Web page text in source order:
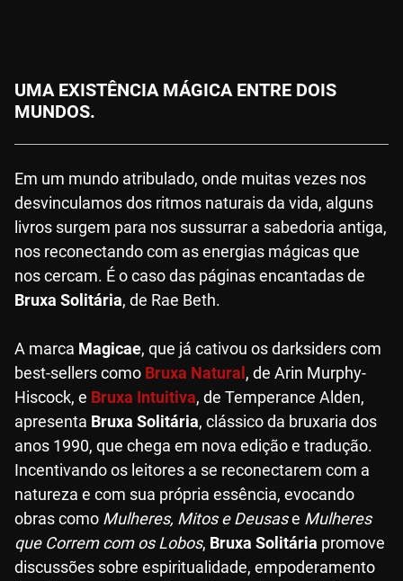
UMA EXISTÊNCIA MÁGICA ENTRE DOIS
MUNDOS.
Em um mundo atribulado, onde muitas vezes nos
desvinculamos dos ritmos naturais da vida, alguns
livros surgem para nos sussurrar a sabedoria antiga,
nos reconectando com as energias mágicas que
nos cercam. É o caso das páginas encantadas de
Bruxa Solitária, de Rae Beth.
A marca Magicae, que já cativou os darksiders com
best-sellers como Bruxa Natural , de Arin Murphy-
Hiscock, e Bruxa Intuitiva, de Temperance Alden,
apresenta Bruxa Solitária, clássico da bruxaria dos
anos 1990, que chega em nova edição e tradução.
Incentivando os leitores a se reconectarem com a
natureza e com sua própria essência, evocando
obras como Mulheres, Mitos e Deusase Mulheres
que Correm com os Lobos, Bruxa Solitária promove
discussões sobre espiritualidade, empoderamento